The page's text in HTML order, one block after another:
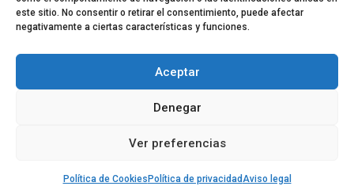
este sitio. No consentir o retirar el consentimiento, puede afectar
negativamente a ciertas características y funciones.
Aceptar
Denegar
Ver preferencias
Política de Cookies Política de privacidadAviso legal
Equipo EPDLT Contacto